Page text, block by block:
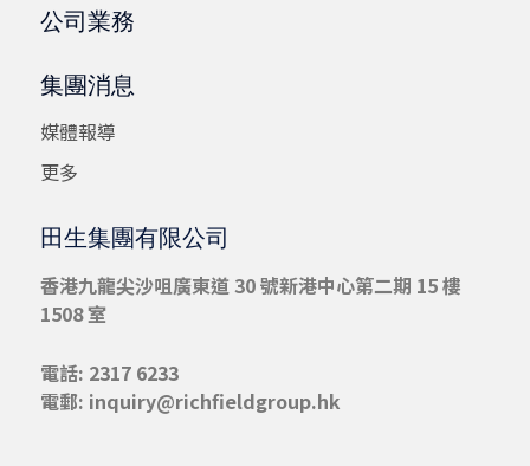
公司業務
集團消息
媒體報導
更多
田生集團有限公司
香港九龍尖沙咀廣東道 30 號新港中心第二期 15 樓
1508 室
電話: 2317 6233
電郵: inquiry@richfieldgroup.hk